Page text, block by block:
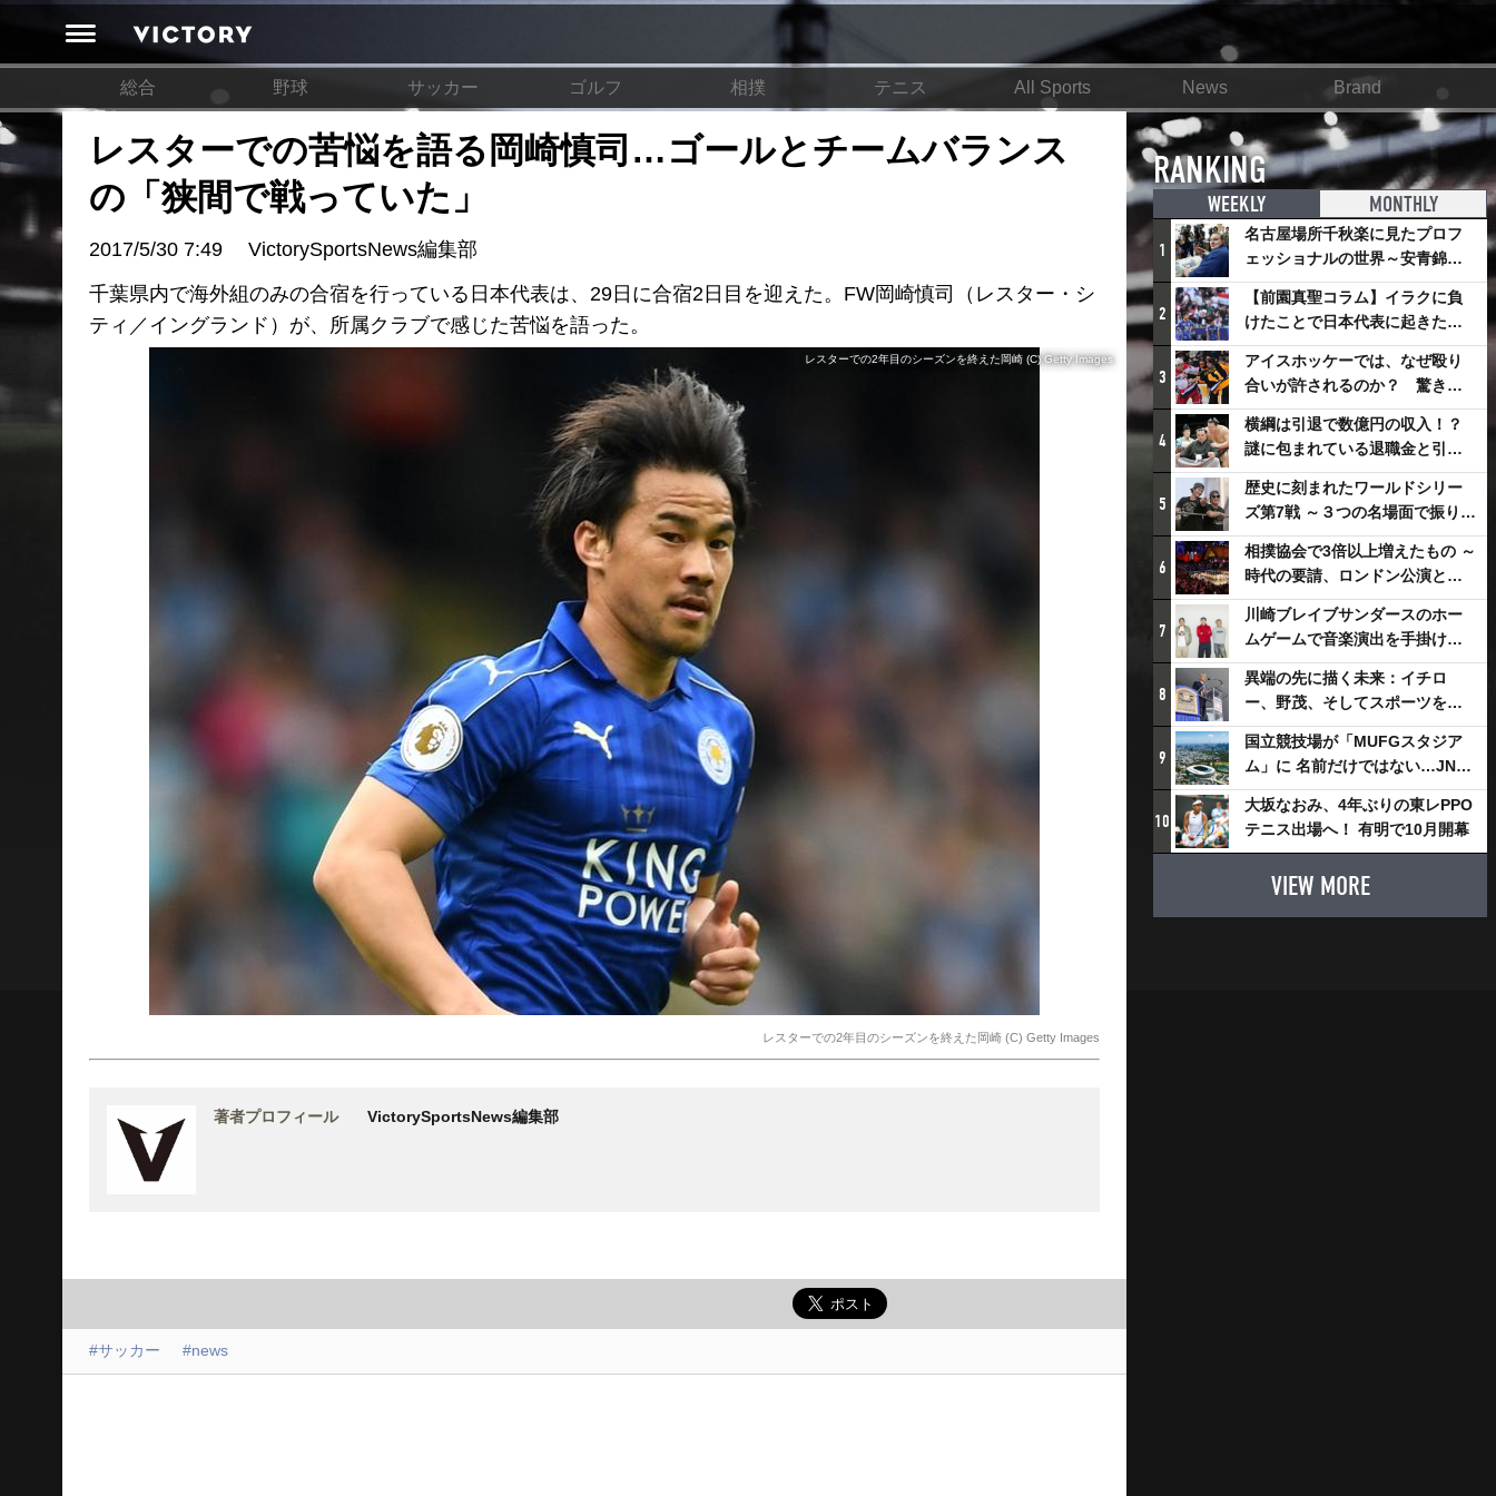
総合 野球 サッカー ゴルフ 相撲 テニス All Sports News Brand
レスターでの苦悩を語る岡崎慎司…ゴールとチームバランス
の「狭間で戦っていた」
2017/5/30 7:49
VictorySportsNews編集部
千葉県内で海外組のみの合宿を行っている日本代表は、29日に合宿2日目を迎えた。FW岡崎慎司（レスター・シ
ティ／イングランド）が、所属クラブで感じた苦悩を語った。
レスターでの2年目のシーズンを終えた岡崎 (C) Getty Images
レスターでの2年目のシーズンを終えた岡崎 (C) Getty Images
著者プロフィール VictorySportsNews編集部
#サッカー #news
RANKING
WEEKLY MONTHLY
1
名古屋場所千秋楽に見たプロフ
ェッショナルの世界～安青錦の
優勝を巡るさまざまなドラマ
2
【前園真聖コラム】イラクに負
けたことで日本代表に起きたプ
ラスとは
3
アイスホッケーでは、なぜ殴り
合いが許されるのか？ 驚きの
「ファイティング」ルールにつ
いて
4
横綱は引退で数億円の収入！？
謎に包まれている退職金と引退
相撲興行
5
歴史に刻まれたワールドシリー
ズ第7戦 ～３つの名場面で振り返
る～
6
相撲協会で3倍以上増えたもの ～
時代の要請、ロンドン公演と古
式大相撲
7
川崎ブレイブサンダースのホー
ムゲームで音楽演出を手掛ける
スチャダラパーが川崎新！アリ
ーナシティ・プロジェクトを語
る 「楽しみでしかないでしょ。
川崎は、ずっと成長曲線だか
ら」
8
異端の先に描く未来：イチロ
ー、野茂、そしてスポーツを支
える科学界の挑戦
9
国立競技場が「MUFGスタジア
ム」に 名前だけではない…JNSE
とMUFGが“共創”し描く地域活
性化・社会価値創造の近未来図
とは
10
大坂なおみ、4年ぶりの東レPPO
テニス出場へ！ 有明で10月開幕
VIEW MORE